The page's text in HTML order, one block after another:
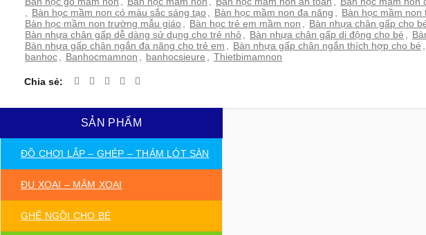
, Bàn học mầm non có màu sắc sáng tạo , Bàn học mầm non đa năng , Bàn học mầm non
Bàn học mầm non trường mẫu giáo , Bàn học trẻ em mầm non , Bàn nhựa chân gấp cho
Bàn nhựa chân gấp dễ dàng sử dụng cho trẻ nhỏ , Bàn nhựa chân gấp di động cho bé ,
Bàn nhựa gấp chân ngắn đa năng cho trẻ em , Bàn nhựa gấp chân ngắn thích hợp cho bé ,
banhoc, Banhocmamnon , banhocsieure , Thietbimamnon
Chia sẻ
SẢN PHẨM
ĐỒ CHƠI LẮP – GHÉP – THẢM LÓT SÀN
ĐU XOAI – MÂM XOAI
GHẾ NGỒI CHO BÉ